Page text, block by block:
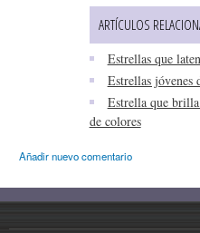
ARTÍCULOS
Estrellas que
Estrellas jóvenes
Estrella que
de colores
Añadir nuevo comentario